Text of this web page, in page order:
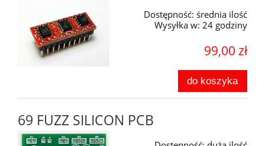
Dostępność: średnia ilość
Wysyłka w: 24 godziny
99,00 zł
do koszyka
69 FUZZ SILICON PCB